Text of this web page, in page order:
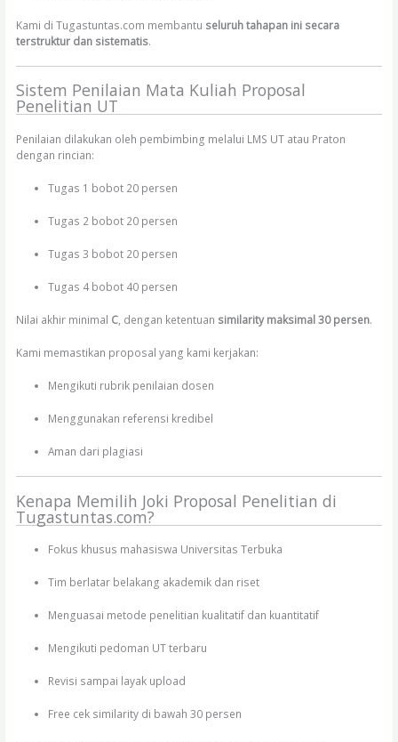
Kami di Tugastuntas.com membantu seluruh tahapan ini secara
terstruktur dan sistematis.
Sistem Penilaian Mata Kuliah Proposal
Penelitian UT
Penilaian dilakukan oleh pembimbing melalui LMS UT atau Praton
dengan rincian:
Tugas 1 bobot 20 persen
Tugas 2 bobot 20 persen
Tugas 3 bobot 20 persen
Tugas 4 bobot 40 persen
Nilai akhir minimal C , dengan ketentuan similarity maksimal 30 persen.
Kami memastikan proposal yang kami kerjakan:
Mengikuti rubrik penilaian dosen
Menggunakan referensi kredibel
Aman dari plagiasi
Kenapa Memilih Joki Proposal Penelitian di
Tugastuntas.com?
Fokus khusus mahasiswa Universitas Terbuka
Tim berlatar belakang akademik dan riset
Menguasai metode penelitian kualitatif dan kuantitatif
Mengikuti pedoman UT terbaru
Revisi sampai layak upload
Free cek similarity di bawah 30 persen